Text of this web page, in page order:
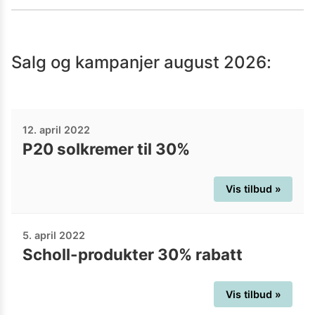
Salg og kampanjer august 2026:
12. april 2022
P20 solkremer til 30%
Vis tilbud »
5. april 2022
Scholl-produkter 30% rabatt
Vis tilbud »